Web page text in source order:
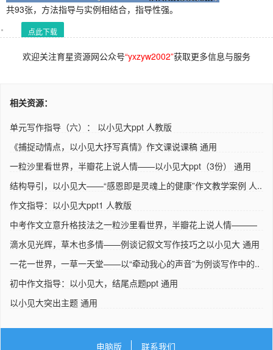
共93张，方法指导与实例相结合，指导性强。
点此下载
欢迎关注育星资源网公众号“yxzyw2002”获取更多信息与服务
相关资源：
单元写作指导（六）： 以小见大ppt 人教版
《捕捉动情点，以小见大抒写真情》作文课说课稿 通用
一粒沙里看世界，半瓣花上说人情——以小见大ppt（3份） 通用
结构导引，以小见大——“感恩即是灵魂上的健康”作文教学案例 人..
作文指导：以小见大ppt1 人教版
中考作文立意升格技法之一粒沙里看世界，半瓣花上说人情———
滴水见光辉，草木也多情——例谈记叙文写作技巧之以小见大 通用
一花一世界，一草一天堂——以“牵动我心的声音”为例谈写作中的..
初中作文指导：以小见大，结尾点题ppt 通用
以小见大突出主题 通用
电脑版 联系我们